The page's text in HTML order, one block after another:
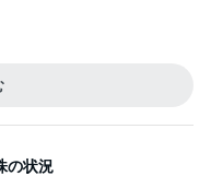
の状況